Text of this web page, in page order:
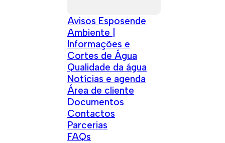
Avisos Esposende
Ambiente |
Informações e
Cortes de Água
Qualidade da água
Notícias e agenda
Área de cliente
Documentos
Contactos
Parcerias
FAQs